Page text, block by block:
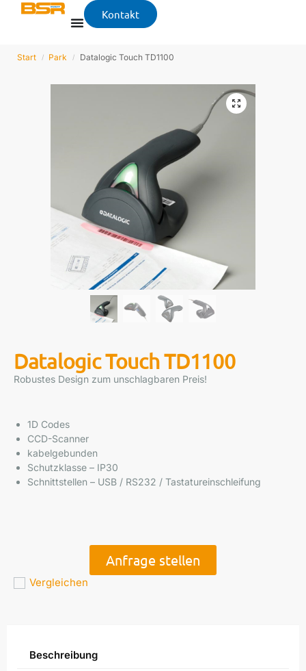
Kontakt
Start / Park / Datalogic Touch TD1100
Datalogic Touch TD1100
Robustes Design zum unschlagbaren Preis!
1D Codes
CCD-Scanner
kabelgebunden
Schutzklasse – IP30
Schnittstellen – USB / RS232 / Tastatureinschleifung
Anfrage stellen
Vergleichen
Beschreibung